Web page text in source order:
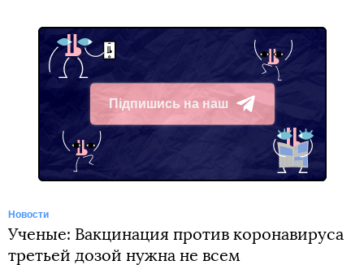
Підпишись на наш
Telegram
Новости
Ученые: Вакцинация против коронавируса
третьей дозой нужна не всем